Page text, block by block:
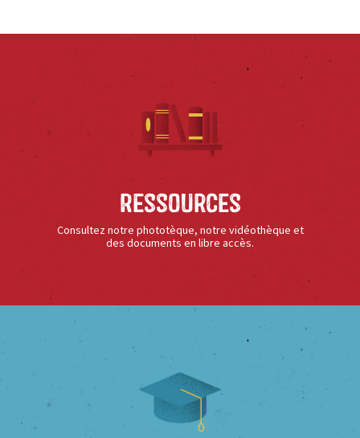
Ressources
Consultez notre phototèque, notre vidéothèque et
des documents en libre accès.